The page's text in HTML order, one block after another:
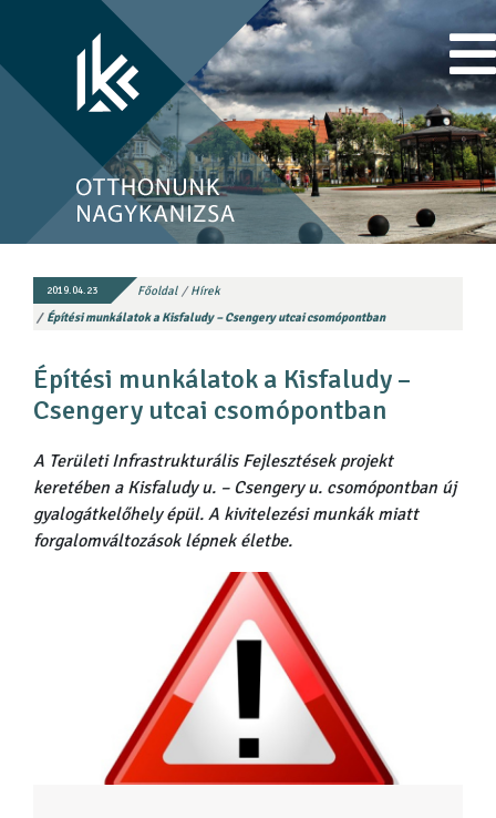
2019.04.23 Főoldal
Hírek
Építési munkálatok a Kisfaludy – Csengery utcai csomópontban
Építési munkálatok a Kisfaludy –
Csengery utcai csomópontban
A Területi Infrastrukturális Fejlesztések projekt
keretében a Kisfaludy u. – Csengery u. csomópontban új
gyalogátkelőhely épül. A kivitelezési munkák miatt
forgalomváltozások lépnek életbe.